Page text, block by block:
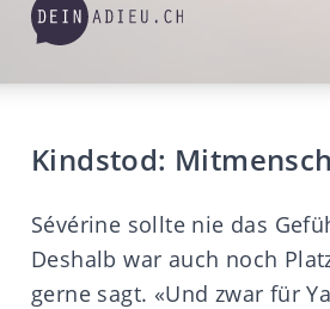
Kindstod:
Sévérine sollte nie das
Deshalb war auch noch
gerne sagt. «Und zwar für